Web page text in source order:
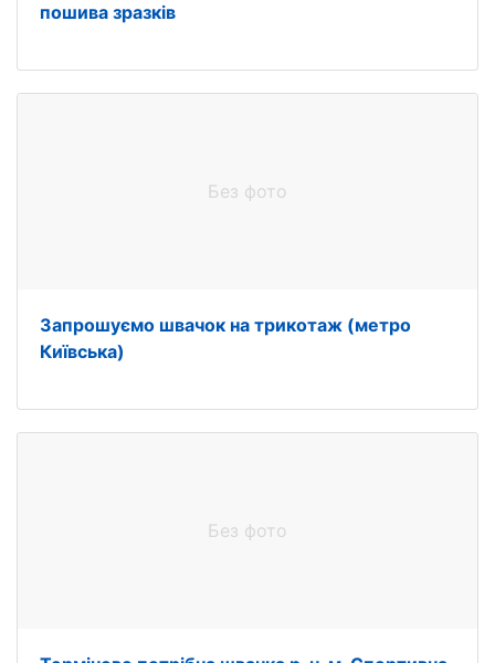
пошива зразків
Без фото
Запрошуємо швачок на трикотаж (метро
Київська)
Без фото